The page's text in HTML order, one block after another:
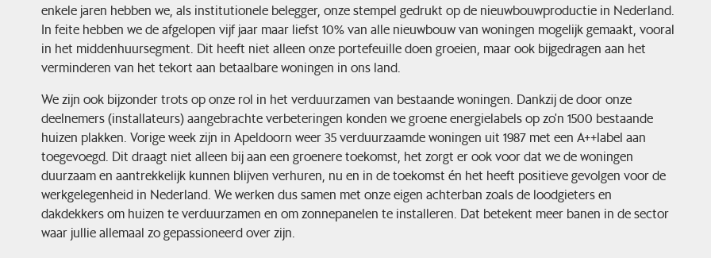
enkele jaren hebben we, als institutionele belegger, onze stempel gedrukt op de nieuwbouwproductie in Nederland.
In feite hebben we de afgelopen vijf jaar maar liefst 10% van alle nieuwbouw van woningen mogelijk gemaakt, vooral
in het middenhuursegment. Dit heeft niet alleen onze portefeuille doen groeien, maar ook bijgedragen aan het
verminderen van het tekort aan betaalbare woningen in ons land.
We zijn ook bijzonder trots op onze rol in het verduurzamen van bestaande woningen. Dankzij de door onze
deelnemers (installateurs) aangebrachte verbeteringen konden we groene energielabels op zo'n 1500 bestaande
huizen plakken. Vorige week zijn in Apeldoorn weer 35 verduurzaamde woningen uit 1987 met een A++label aan
toegevoegd. Dit draagt niet alleen bij aan een groenere toekomst, het zorgt er ook voor dat we de woningen
duurzaam en aantrekkelijk kunnen blijven verhuren, nu en in de toekomst én het heeft positieve gevolgen voor de
werkgelegenheid in Nederland. We werken dus samen met onze eigen achterban zoals de loodgieters en
dakdekkers om huizen te verduurzamen en om zonnepanelen te installeren. Dat betekent meer banen in de sector
waar jullie allemaal zo gepassioneerd over zijn.